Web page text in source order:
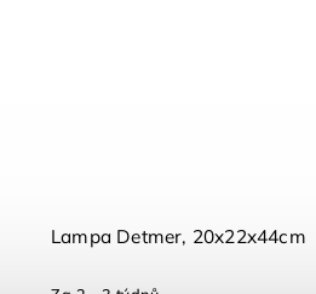
Lampa Detmer, 20x22x44cm